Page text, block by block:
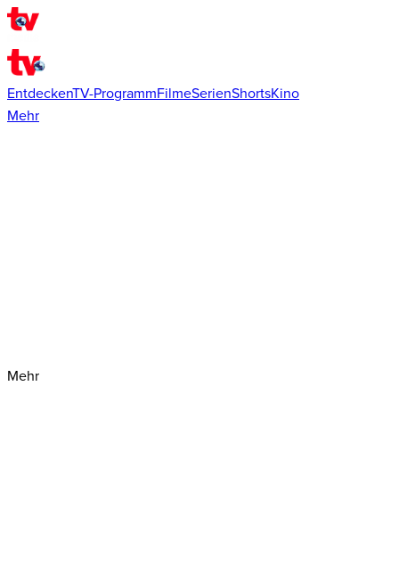
EntdeckenTV-ProgrammFilmeSerienShortsKino
Mehr
Mehr